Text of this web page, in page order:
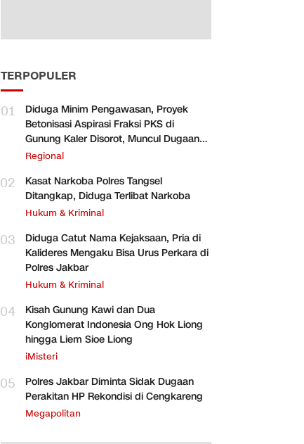
TERPOPULER
01
Diduga Minim Pengawasan, Proyek
Betonisasi Aspirasi Fraksi PKS di
Gunung Kaler Disorot, Muncul Dugaan
Pengurangan Volume
Regional
02
Kasat Narkoba Polres Tangsel
Ditangkap, Diduga Terlibat Narkoba
Hukum & Kriminal
03
Diduga Catut Nama Kejaksaan, Pria di
Kalideres Mengaku Bisa Urus Perkara di
Polres Jakbar
Hukum & Kriminal
04
Kisah Gunung Kawi dan Dua
Konglomerat Indonesia Ong Hok Liong
hingga Liem Sioe Liong
iMisteri
05
Polres Jakbar Diminta Sidak Dugaan
Perakitan HP Rekondisi di Cengkareng
Megapolitan